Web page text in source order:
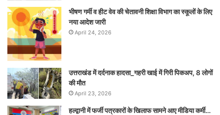
भीषण गर्मी व हीट वेव की चेतावनी शिक्षा विभाग का स्कूलों के लिए
नया आदेश जारी
April 24, 2026
उत्तराखंड में दर्दनाक हादसा_गहरी खाई में गिरी पिकअप, 8 लोगों
की मौत
April 23, 2026
हल्द्वानी में फर्जी पत्रकारों के खिलाफ सामने आए मीडिया कर्मी…